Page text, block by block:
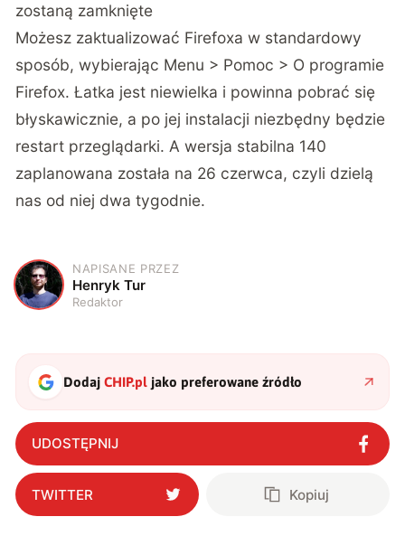
zostaną zamknięte
Możesz zaktualizować Firefoxa w standardowy
sposób, wybierając Menu > Pomoc > O programie
Firefox. Łatka jest niewielka i powinna pobrać się
błyskawicznie, a po jej instalacji niezbędny będzie
restart przeglądarki. A wersja stabilna 140
zaplanowana została na 26 czerwca, czyli dzielą
nas od niej dwa tygodnie.
H
NAPISANE PRZEZ
Henryk Tur
Redaktor
DodajCHIP.pl jako preferowane źródło
UDOSTĘPNIJ
TWITTER Kopiuj